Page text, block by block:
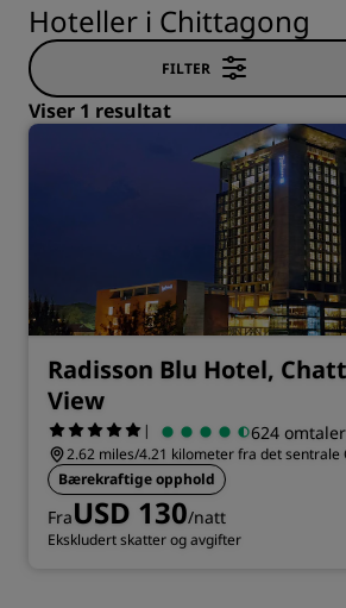
Hoteller i Chittagong
FILTER
Viser 1 resultat
Radisson Blu Hotel,
View
| 624 omtaler
2.62 miles/4.21 kilometer fra det sentrale
Bærekraftige opphold
FraUSD 130/natt
Ekskludert skatter og avgifter